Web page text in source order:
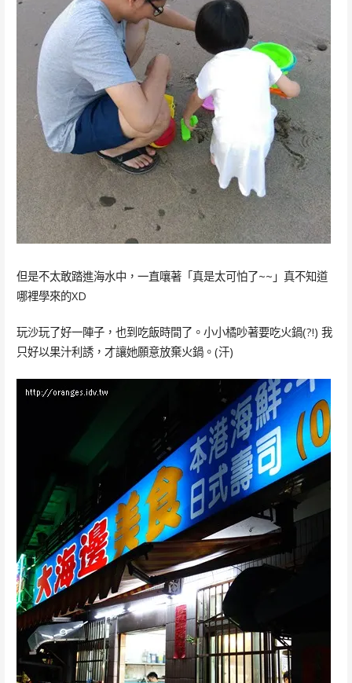
但是不太敢踏進海水中，一直嚷著「真是太可怕了~~」真不知道
哪裡學來的XD
玩沙玩了好一陣子，也到吃飯時間了。小小橘吵著要吃火鍋(?!) 我
只好以果汁利誘，才讓她願意放棄火鍋。(汗)